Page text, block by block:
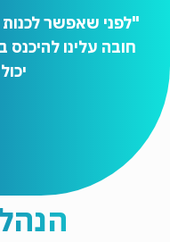
"לפני שאפשר
חובה עלינו להיכנס